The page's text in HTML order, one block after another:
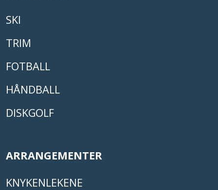
SKI
TRIM
FOTBALL
HÅNDBALL
DISKGOLF
ARRANGEMENTER
KNYKENLEKENE